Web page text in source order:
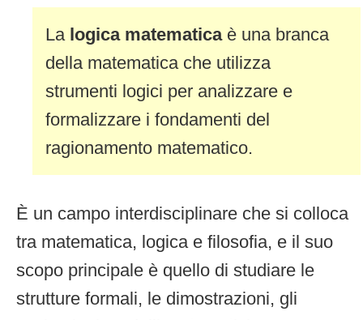
La logica matematicaè una branca
della matematica che utilizza
strumenti logici per analizzare e
formalizzare i fondamenti del
ragionamento matematico.
È un campo interdisciplinare che si colloca
tra matematica, logica e filosofia, e il suo
scopo principale è quello di studiare le
strutture formali, le dimostrazioni, gli